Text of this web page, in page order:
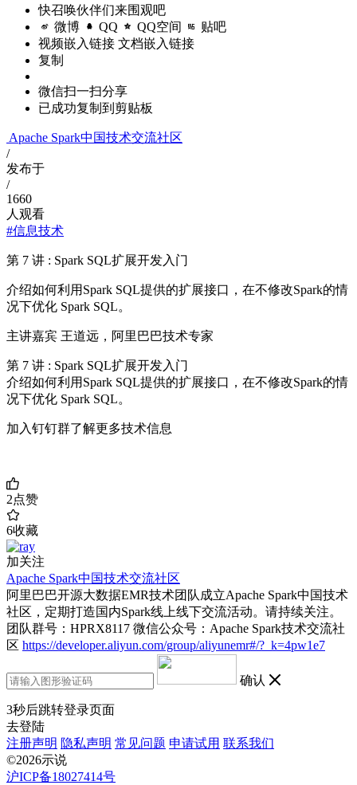
快召唤伙伴们来围观吧
微博 QQ QQ空间 贴吧
视频嵌入链接 文档嵌入链接
复制
微信扫一扫分享
已成功复制到剪贴板
Apache Spark中国技术交流社区
/
发布于
/
1660
人观看
#信息技术
第 7 讲 : Spark SQL扩展开发入门
介绍如何利用Spark SQL提供的扩展接口，在不修改Spark的情
况下优化 Spark SQL。
主讲嘉宾 王道远，阿里巴巴技术专家
第 7 讲 : Spark SQL扩展开发入门
介绍如何利用Spark SQL提供的扩展接口，在不修改Spark的情
况下优化 Spark SQL。
加入钉钉群了解更多技术信息
2点赞
6收藏
加关注
Apache Spark中国技术交流社区
阿里巴巴开源大数据EMR技术团队成立Apache Spark中国技术
社区，定期打造国内Spark线上线下交流活动。请持续关注。
团队群号：HPRX8117 微信公众号：Apache Spark技术交流社
区 https://developer.aliyun.com/group/aliyunemr#/?_k=4pw1e7
确认
3秒后跳转登录页面
去登陆
注册声明 隐私声明 常见问题 申请试用 联系我们
©2026示说
沪ICP备18027414号